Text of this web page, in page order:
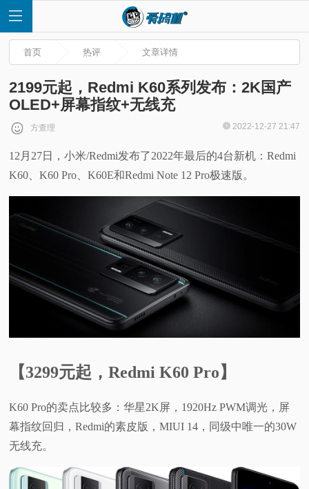
首
页
评
频
普
体
首页 热评 文章详情
2199元起，Redmi K60系列发布：2K国产
OLED+屏幕指纹+无线充
方查理 2022-12-27 21:47
12月27日，小米/Redmi发布了2022年最后的4台新机：Redmi
K60、K60 Pro、K60E和Redmi Note 12 Pro极速版。
【3299元起，Redmi K60 Pro】
K60 Pro的卖点比较多：华星2K屏，1920Hz PWM调光，屏
幕指纹回归，Redmi的素皮版，MIUI 14，同级中唯一的30W
无线充。